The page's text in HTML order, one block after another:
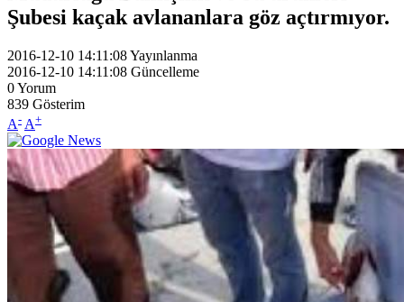
Şubesi kaçak avlananlara göz açtırmıyor.
2016-12-10 14:11:08Yayınlanma
2016-12-10 14:11:08 Güncelleme
0Yorum
839 Gösterim
A- A+